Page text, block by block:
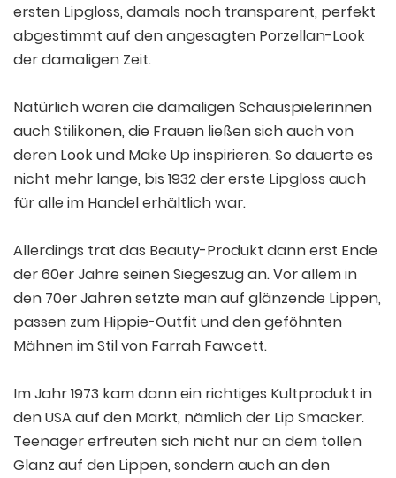
ersten Lipgloss, damals noch transparent, perfekt
abgestimmt auf den angesagten Porzellan-Look
der damaligen Zeit.
Natürlich waren die damaligen Schauspielerinnen
auch Stilikonen, die Frauen ließen sich auch von
deren Look und Make Up inspirieren. So dauerte es
nicht mehr lange, bis 1932 der erste Lipgloss auch
für alle im Handel erhältlich war.
Allerdings trat das Beauty-Produkt dann erst Ende
der 60er Jahre seinen Siegeszug an. Vor allem in
den 70er Jahren setzte man auf glänzende Lippen,
passen zum Hippie-Outfit und den geföhnten
Mähnen im Stil von Farrah Fawcett.
Im Jahr 1973 kam dann ein richtiges Kultprodukt in
den USA auf den Markt, nämlich der Lip Smacker.
Teenager erfreuten sich nicht nur an dem tollen
Glanz auf den Lippen, sondern auch an den